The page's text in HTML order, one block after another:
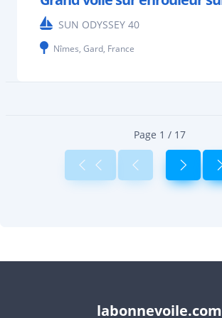
SUN ODYSSEY 40
Nîmes, Gard, France
Page 1 / 17
labonnevoile.com